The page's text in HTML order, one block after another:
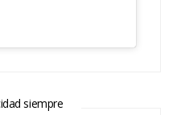
siempre